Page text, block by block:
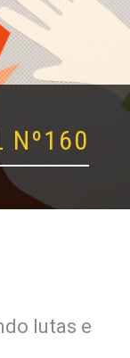
Nº160
lutas e